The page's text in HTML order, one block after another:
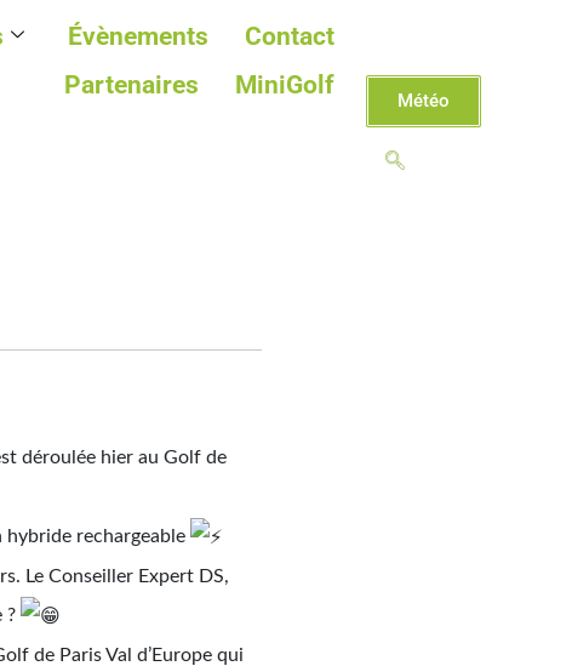
Évènements
Contact
Partenaires
MiniGolf
Météo
déroulée hier au Golf de
hybride rechargeable
Le Conseiller Expert DS,
?
de Paris Val d’Europe qui